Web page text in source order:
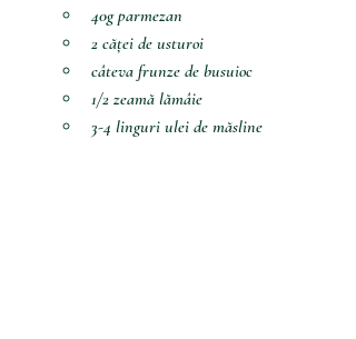
40g parmezan
2 căței de usturoi
câteva frunze de busuioc
1/2 zeamă lămâie
3-4 linguri ulei de măsline